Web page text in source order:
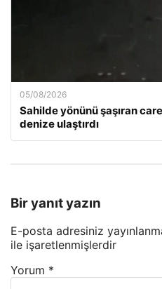
05/08/2026
Sahilde yönünü şaşıran
denize ulaştırdı
Bir yanıt yazın
E-posta adresiniz
ile işaretlenmişlerdir
Yorum *